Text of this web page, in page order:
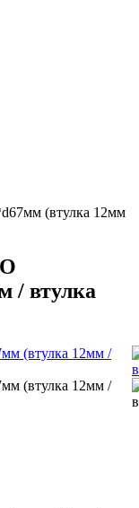
(втулка 12мм
/ втулка